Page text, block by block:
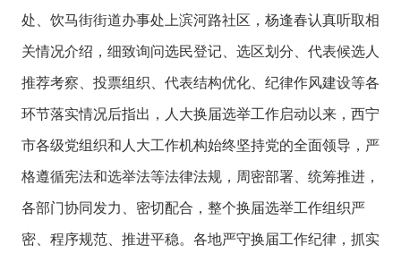
处、饮马街街道办事处上滨河路社区，杨逢春认真听取相
关情况介绍，细致询问选民登记、选区划分、代表候选人
推荐考察、投票组织、代表结构优化、纪律作风建设等各
环节落实情况后指出，人大换届选举工作启动以来，西宁
市各级党组织和人大工作机构始终坚持党的全面领导，严
格遵循宪法和选举法等法律法规，周密部署、统筹推进，
各部门协同发力、密切配合，整个换届选举工作组织严
密、程序规范、推进平稳。各地严守换届工作纪律，抓实